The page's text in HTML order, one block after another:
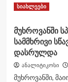
Read MoreRead
ძალებში
სამხედრო
ჩატარდა
სიახლეები
მუხროვანში
სამმხრივი
დასრულდა
ანალიტიკოსი
მუხროვანში,